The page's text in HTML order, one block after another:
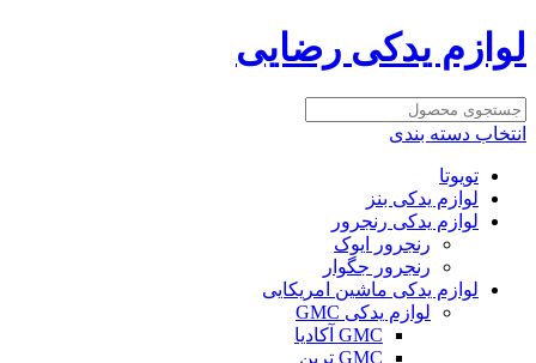
لوازم یدکی رضایی
انتخاب دسته بندی
تویوتا
لوازم یدکی بنز
لوازم یدکی رنجرور
رنجرور ایوک
رنجرور جگوار
لوازم یدکی ماشین امریکایی
لوازم یدکی GMC
GMC آکادیا
GMC ترین